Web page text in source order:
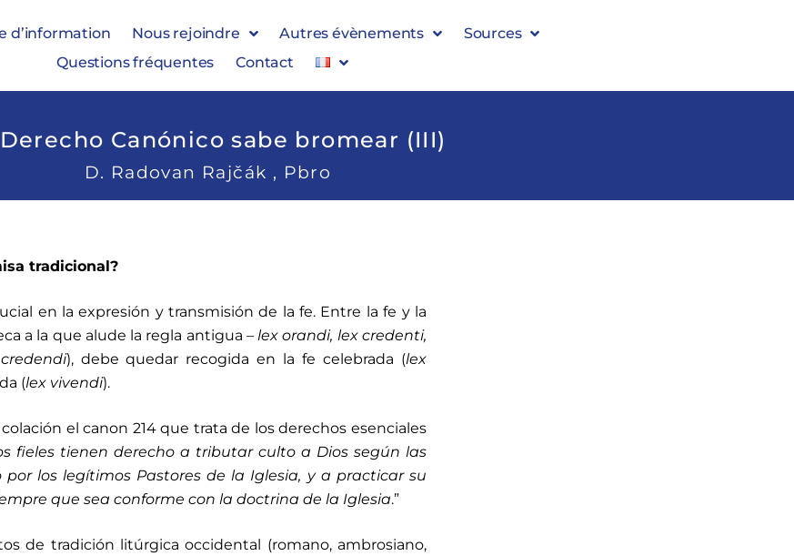
d’information Nous rejoindre Autres évènements
Sources
Questions fréquentes
Contact
Canónico sabe bromear (III)
D. Radovan Rajčák , Pbro
tradicional?
en la expresión y transmisión de la fe. Entre la fe y la
a la que alude la regla antigua –lex orandi, lex credenti,
credendi), debe quedar recogida en la fe celebrada (lex
(lex vivendi).
el canon 214 que trata de los derechos esenciales
fieles tienen derecho a tributar culto a Dios según las
los legítimos Pastores de la Iglesia, y a practicar su
que sea conforme con la doctrina de la Iglesia.”
de tradición litúrgica occidental (romano, ambrosiano,